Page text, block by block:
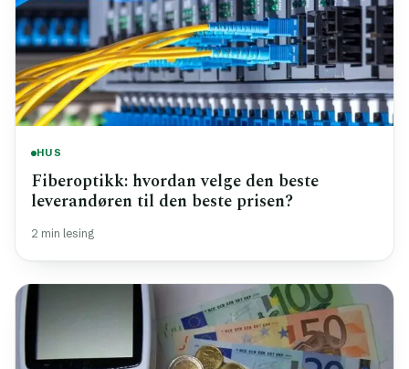
HUS
Fiberoptikk: hvordan velge den beste
leverandøren til den beste prisen?
2 min lesing